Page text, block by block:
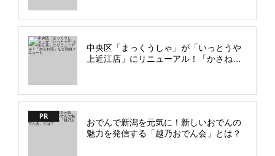
中央区「まっくうしゃ」が「いっとうや
上近江店」にリニューアル！「かさね
PR
おでんで新潟を元気に！新しいおでんの
魅力を発信する「越乃おでん会」とは？